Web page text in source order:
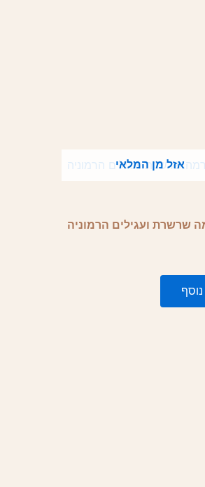
אזל מן המלאי
שרשרת ועגילים הרמוניה